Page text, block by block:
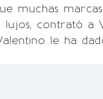
muchas
contrató a
le ha